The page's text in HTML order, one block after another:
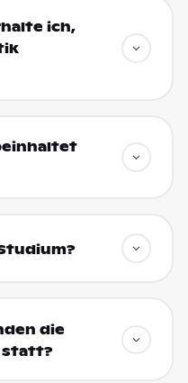
ich,
die
statt?